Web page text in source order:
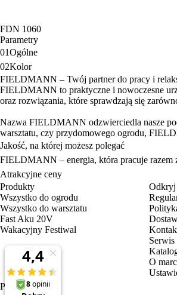
FDN 1060
Parametry
01Ogólne
02Kolor
FIELDMANN – Twój partner do pracy i
FIELDMANN to praktyczne i nowoczesne
oraz rozwiązania, które sprawdzają się
Nazwa FIELDMANN odzwierciedla nasze
warsztatu, czy przydomowego ogrodu,
Jakość, na której możesz polegać
FIELDMANN – energia, która pracuje razem
Atrakcyjne ceny
Produkty
Wszystko do ogrodu
Wszystko do warsztatu
Fast Aku 20V
Wakacyjny Festiwal
Odkryj
Serwis
O
PL